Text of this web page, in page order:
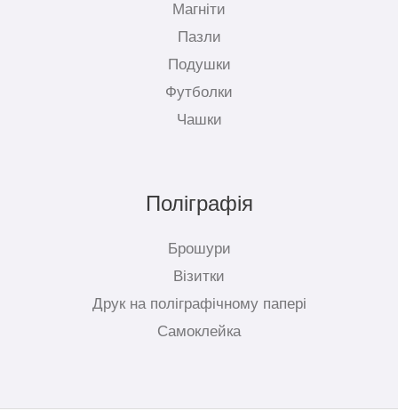
Магніти
Пазли
Подушки
Футболки
Чашки
Поліграфія
Брошури
Візитки
Друк на поліграфічному папері
Самоклейка